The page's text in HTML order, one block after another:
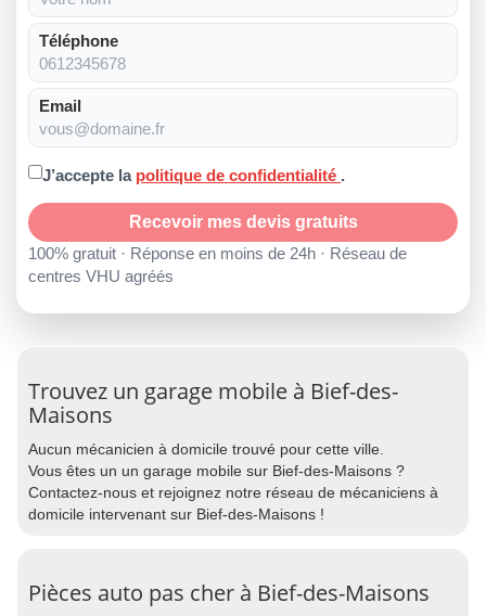
Téléphone
Email
J’accepte la politique de confidentialité .
Recevoir mes devis gratuits
100% gratuit · Réponse en moins de 24h · Réseau de
centres VHU agréés
Trouvez un garage mobile à Bief-des-
Maisons
Aucun mécanicien à domicile trouvé pour cette ville.
Vous êtes un un garage mobile sur Bief-des-Maisons ?
Contactez-nous et rejoignez notre réseau de mécaniciens à
domicile intervenant sur Bief-des-Maisons !
Pièces auto pas cher à Bief-des-Maisons